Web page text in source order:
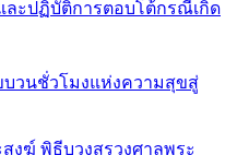
ละปฏิบัติการตอบโต้กรณีเกิด
บวนชั่วโมงแห่งความสุขสู่
งฆ์ พิธีบวงสรวงศาลพระ